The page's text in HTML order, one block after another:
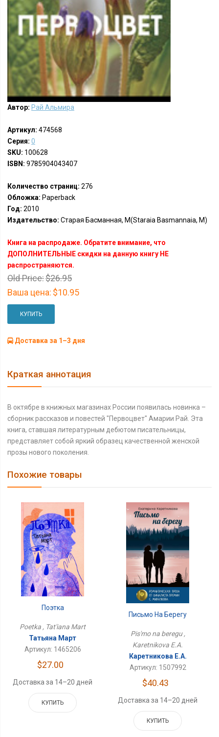
Автор: Рай Альмира
Артикул: 474568
Серия: 0
SKU: 100628
ISBN: 9785904043407
Количество страниц: 276
Обложка: Paperback
Год: 2010
Издательство: Старая Басманная, М(Staraia Basmannaia, M)
Книга на распродаже. Обратите внимание, что
ДОПОЛНИТЕЛЬНЫЕ скидки на данную книгу НЕ
распространяются.
Old Price:$26.95
Ваша цена: $10.95
КУПИТЬ
Доставка за 1–3 дня
Краткая аннотация
В октябре в книжных магазинах России появилась новинка –
сборник рассказов и повестей "Первоцвет" Амарии Рай. Эта
книга, ставшая литературным дебютом писательницы,
представляет собой яркий образец качественной женской
прозы нового поколения.
Похожие товары
Поэтка
Poetka , Tat'iana Mart
Татьяна Март
Артикул: 1465206
$27.00
Доставка за 14–20 дней
КУПИТЬ
Письмо На Берегу
Pis'mo na beregu ,
Karetnikova E.A.
Каретникова Е.А.
Артикул: 1507992
$40.43
Доставка за 14–20 дней
КУПИТЬ